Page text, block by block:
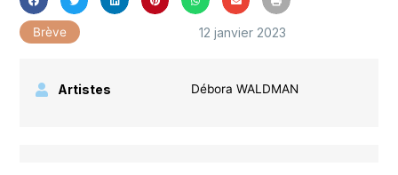
Brève 12 janvier 2023
Artistes Débora WALDMAN